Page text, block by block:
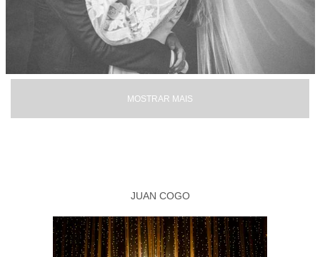
MOSTRAR MAIS
JUAN COGO